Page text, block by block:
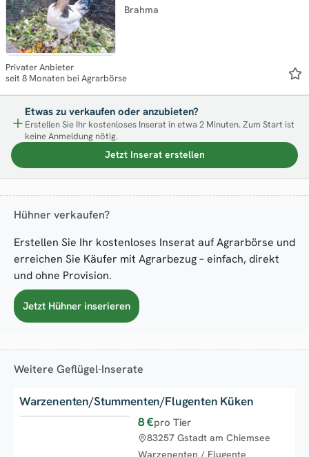
Brahma
Privater Anbieter
seit 8 Monaten bei Agrarbörse
Etwas zu verkaufen oder anzubieten?
Erstellen Sie Ihr kostenloses Inserat in etwa 2 Minuten. Zum Start ist
keine Anmeldung nötig.
Jetzt Inserat erstellen
Hühner verkaufen?
Erstellen Sie Ihr kostenloses Inserat auf Agrarbörse und
erreichen Sie Käufer mit Agrarbezug – einfach, direkt
und ohne Provision.
Jetzt Hühner inserieren
Weitere Geflügel-Inserate
Warzenenten/Stummenten/Flugenten Küken
8 €pro Tier
Warzenenten / Flugente
83257 Gstadt am Chiemsee